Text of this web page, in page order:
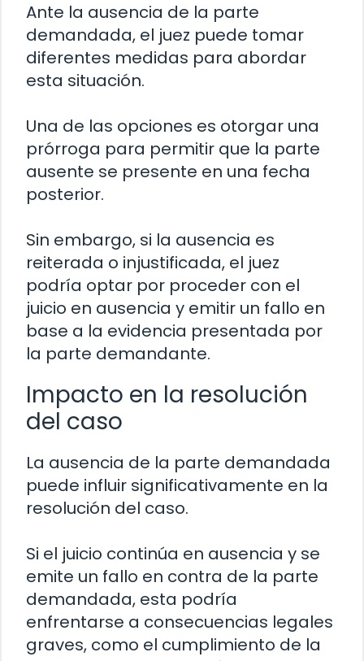
Ante la ausencia de la parte
demandada, el juez puede tomar
diferentes medidas para abordar
esta situación.
Una de las opciones es otorgar una
prórroga para permitir que la parte
ausente se presente en una fecha
posterior.
Sin embargo, si la ausencia es
reiterada o injustificada, el juez
podría optar por proceder con el
juicio en ausencia y emitir un fallo en
base a la evidencia presentada por
la parte demandante.
Impacto en la resolución
del caso
La ausencia de la parte demandada
puede influir significativamente en la
resolución del caso.
Si el juicio continúa en ausencia y se
emite un fallo en contra de la parte
demandada, esta podría
enfrentarse a consecuencias legales
graves, como el cumplimiento de la